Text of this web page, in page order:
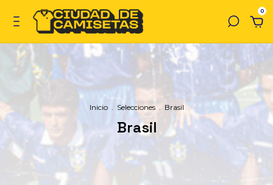
0
Inicio . Selecciones . Brasil
Brasil